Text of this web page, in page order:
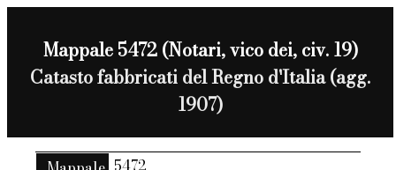
Mappale 5472 (Notari, vico dei, civ. 19)
Catasto fabbricati del Regno d'Italia (agg.
1907)
5472